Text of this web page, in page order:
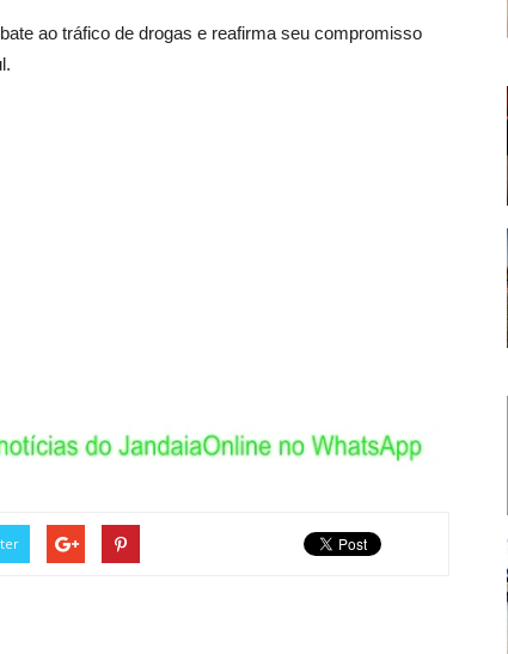
ao tráfico de drogas e reafirma seu compromisso